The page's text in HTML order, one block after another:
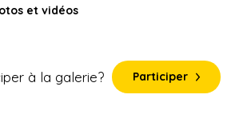
et vidéos
à la galerie? Participer